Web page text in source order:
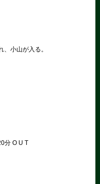
小山が入る。
分 O U T